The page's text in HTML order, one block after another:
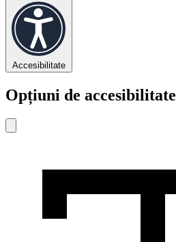
Accesibilitate
Opțiuni de accesibilitate